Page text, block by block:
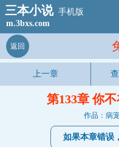
三本小说 手机版
m.3bxs.com
返回
上一章
第133章 你
作品：病
如果本章错误